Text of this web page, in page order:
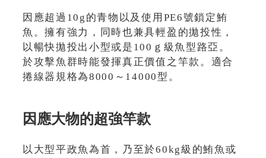
因應超過10g的青物以及使用PE6號鎖定鮪
魚。擁有強力，同時也兼具輕盈的拋投性，
以暢快拋投出小型或是100ｇ級魚型路亞。
於攻擊魚群時能發揮真正價值之竿款。適合
捲線器規格為8000～14000型。
因應大物的超強竿款
以大型平政魚為首，乃至於60kg級的鮪魚或